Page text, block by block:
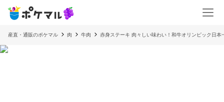
産直・通販のポケマル 肉 牛肉 赤身ステーキ 肉々しい味わい！和牛オリンピック日本